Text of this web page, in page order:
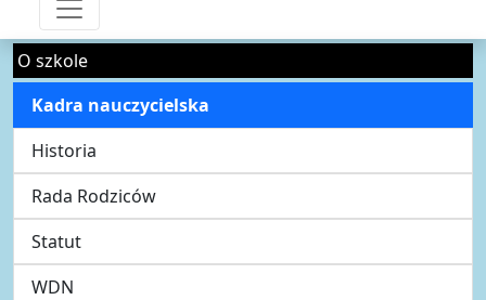
O szkole
Kadra nauczycielska
Historia
Rada Rodziców
Statut
WDN